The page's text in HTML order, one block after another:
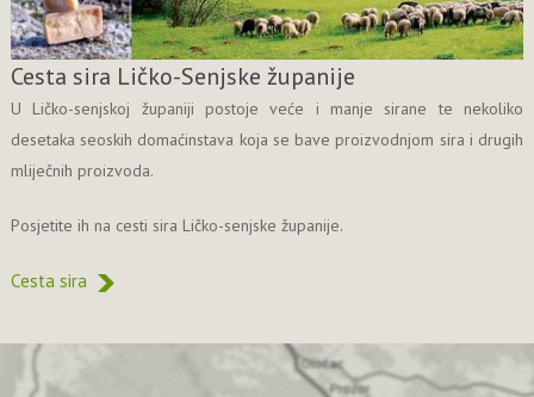
Cesta sira Ličko-Senjske županije
U Ličko-senjskoj županiji postoje veće i manje sirane te nekoliko
desetaka seoskih domaćinstava koja se bave proizvodnjom sira i drugih
mliječnih proizvoda.
Posjetite ih na cesti sira Ličko-senjske županije.
Cesta sira